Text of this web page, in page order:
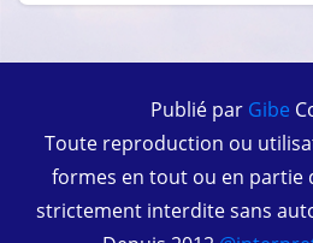
Publié par Gibe
Toute reproduction ou
formes en tout ou en partie
strictement interdite sans